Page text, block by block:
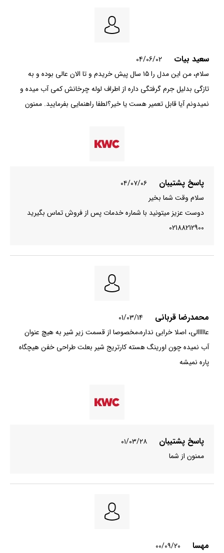
سعید بیات
04/06/02
سلام، من این مدل را ۱۵ سال پیش خریدم و تا الان عالی بوده و به
تازگی بدلیل جرم گرفتگی داره از اطراف لوله چرخانش کمی آب میده و
نمیدونم آیا قابل تعمیر هست یا خیر؟لطفا راهنمایی بفرمایید. ممنون
پاسخ پشتیبان
۰۴/۰۷/۰۶
سلام وقت شما بخیر
دوست عزیز میتونید با شماره خدمات پس از فروش تماس بگیرید
02188212900
محمدرضا قربانی
01/03/14
عااااالی، اصلا خرابی نداره،مخصوصا از قسمت زیر شیر به هیچ عنوان
آب نمیده چون اورینگ هسته کارتریج شیر بعلت طراحی خفن هیچگاه
پاره نمیشه
پاسخ پشتیبان
۰۱/۰۳/۲۸
ممنون از شما
مهسا
00/09/20